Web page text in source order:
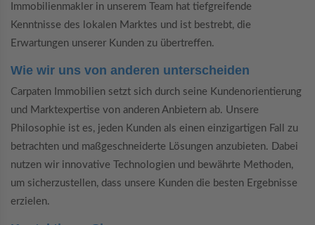
Immobilienmakler in unserem Team hat tiefgreifende
Kenntnisse des lokalen Marktes und ist bestrebt, die
Erwartungen unserer Kunden zu übertreffen.
Wie wir uns von anderen unterscheiden
Carpaten Immobilien setzt sich durch seine Kundenorientierung
und Marktexpertise von anderen Anbietern ab. Unsere
Philosophie ist es, jeden Kunden als einen einzigartigen Fall zu
betrachten und maßgeschneiderte Lösungen anzubieten. Dabei
nutzen wir innovative Technologien und bewährte Methoden,
um sicherzustellen, dass unsere Kunden die besten Ergebnisse
erzielen.